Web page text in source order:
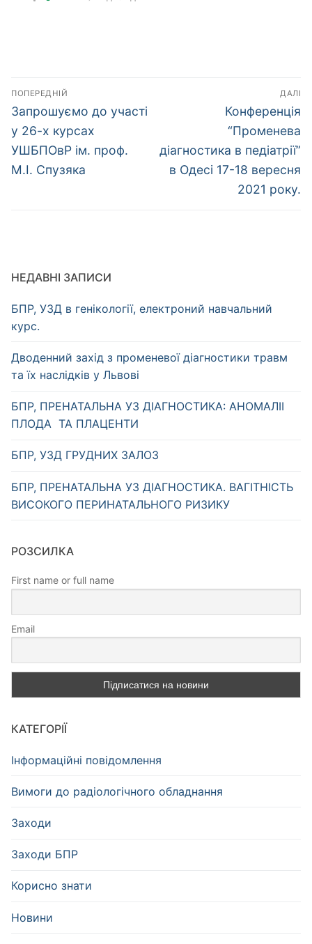
Навігація
записів
ПОПЕРЕДНІЙ
Попередній
запис:
Запрошуємо до участі
у 26-х курсах
УШБПОвР ім. проф.
М.І. Спузяка
ДАЛІ
Наступний
запис:
Конференція
“Променева
діагностика в педіатрії”
в Одесі 17-18 вересня
2021 року.
НЕДАВНІ ЗАПИСИ
БПР, УЗД в генікології, електроний навчальний
курс.
Дводенний захід з променевої діагностики травм
та їх наслідків у Львові
БПР, ПРЕНАТАЛЬНА УЗ ДІАГНОСТИКА: АНОМАЛІІ
ПЛОДА ТА ПЛАЦЕНТИ
БПР, УЗД ГРУДНИХ ЗАЛОЗ
БПР, ПРЕНАТАЛЬНА УЗ ДІАГНОСТИКА. ВАГІТНІСТЬ
ВИСОКОГО ПЕРИНАТАЛЬНОГО РИЗИКУ
РОЗСИЛКА
First name or full name
Email
КАТЕГОРІЇ
Інформаційні повідомлення
Вимоги до радіологічного обладнання
Заходи
Заходи БПР
Корисно знати
Новини